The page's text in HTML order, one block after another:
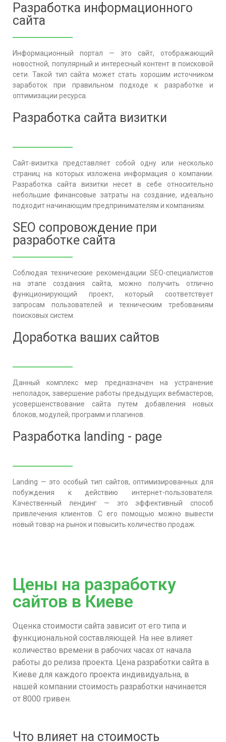
Разработка информационного
сайта
Информационный портал — это сайт, отображающий
новостной, популярный и интересный контент в поисковой
сети. Такой тип сайта может стать хорошим источником
заработок при правильном подходе к разработке и
оптимизации ресурса.
Разработка сайта визитки
Сайт-визитка представляет собой одну или несколько
страниц на которых изложена информация о компании.
Разработка сайта визитки несет в себе относительно
небольшие финансовые затраты на создание, идеально
подходит начинающим предпринимателям и компаниям.
SEO сопровождение при
разработке сайта
Соблюдая технические рекомендации SEO-специалистов
на этапе создания сайта, можно получить отлично
функционирующий проект, который соответствует
запросам пользователей и техническим требованиям
поисковых систем.
Доработка ваших сайтов
Данный комплекс мер предназначен на устранение
неполадок, завершение работы предыдущих вебмастеров,
усовершенствование сайта путем добавления новых
блоков, модулей, программ и плагинов.
Разработка landing - page
Landing — это особый тип сайтов, оптимизированных для
побуждения к действию интернет-пользователя.
Качественный лендинг — это эффективный способ
привлечения клиентов. С его помощью можно вывести
новый товар на рынок и повысить количество продаж.
Цены на разработку
сайтов в Киеве
Оценка стоимости сайта зависит от его типа и
функциональной составляющей. На нее влияет
количество времени в рабочих часах от начала
работы до релиза проекта. Цена разработки сайта в
Киеве для каждого проекта индивидуальна, в
нашей компании стоимость разработки начинается
от 8000 гривен.
Что влияет на стоимость